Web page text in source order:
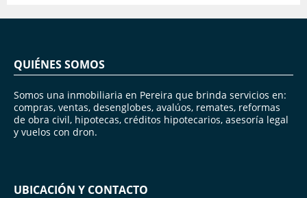
QUIÉNES SOMOS
Somos una inmobiliaria en Pereira que brinda servicios en:
compras, ventas, desenglobes, avalúos, remates, reformas
de obra civil, hipotecas, créditos hipotecarios, asesoría legal
y vuelos con dron.
UBICACIÓN Y CONTACTO